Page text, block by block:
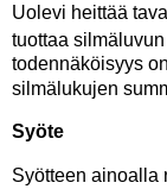
Uolevi heittää
tuottaa
todennäköisyys
silmälukujen
Syöte
Syötteen ainoalla